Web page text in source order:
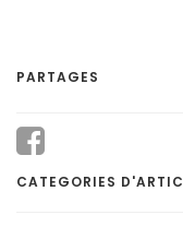
PARTAGES
CATEGORIES